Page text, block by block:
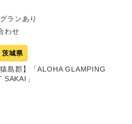
ランあり
わせ
茨城県
猿島郡】「ALOHA GLAMPING
SAKAI」